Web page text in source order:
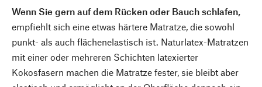
Wenn Sie gern auf dem Rücken oder Bauch schlafen,
empfiehlt sich eine etwas härtere Matratze, die sowohl
punkt- als auch flächenelastisch ist. Naturlatex-Matratzen
mit einer oder mehreren Schichten latexierter
Kokosfasern machen die Matratze fester, sie bleibt aber